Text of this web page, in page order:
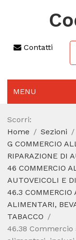
Contatti
MENU
SEZIONI
CODICE ATECO
CODICE FISCALE
Scorri:
Home
Sezioni
G COMMERCIO
RIPARAZIONE DI
46 COMMERCIO
AUTOVEICOLI E
46.3 COMMERCIO
ALIMENTARI,
TABACCO
46.38